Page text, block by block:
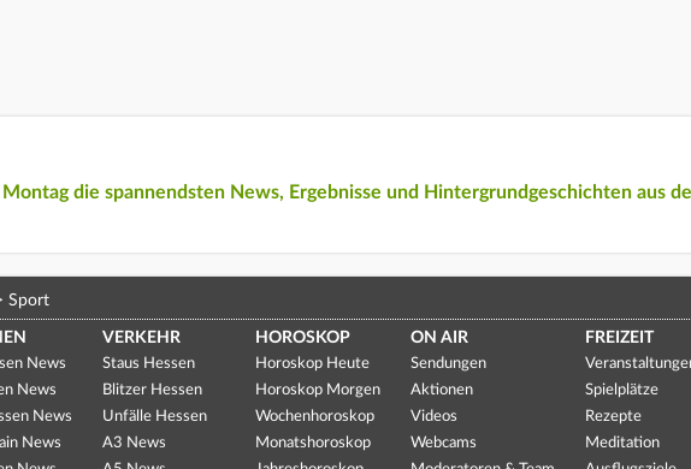
die spannendsten News, Ergebnisse und Hintergrundgeschichten aus
Sport
News
News
News
News
VERKEHR
Staus Hessen
Blitzer Hessen
Unfälle Hessen
A3 News
HOROSKOP
Horoskop Heute
Horoskop Morgen
Wochenhoroskop
Monatshoroskop
ON AIR
Sendungen
Aktionen
Videos
Webcams
FREIZEIT
Spielplätze
Rezepte
Meditation